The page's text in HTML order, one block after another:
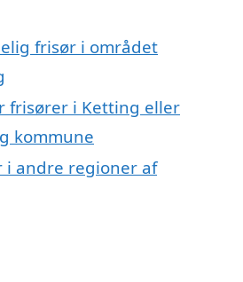
frisør i området
frisører i Ketting eller
kommune
i andre regioner af